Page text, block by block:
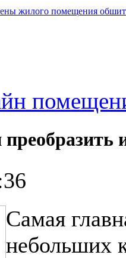
жилого помещения
Самая
небольших